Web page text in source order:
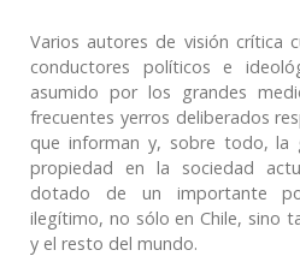
Varios autores de visión crítica
conductores políticos e
asumido por los grandes
frecuentes yerros deliberados
que informan y, sobre todo, la
propiedad en la sociedad
dotado de un importante
ilegítimo, no sólo en Chile, sino
y el resto del mundo.